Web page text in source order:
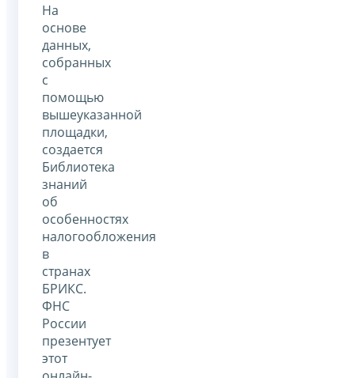
На
основе
данных,
собранных
с
помощью
вышеуказанной
площадки,
создается
Библиотека
знаний
об
особенностях
налогообложения
в
странах
БРИКС.
ФНС
России
презентует
этот